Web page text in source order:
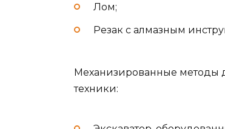
Лом;
Резак с алмазным
Механизированные методы
техники: